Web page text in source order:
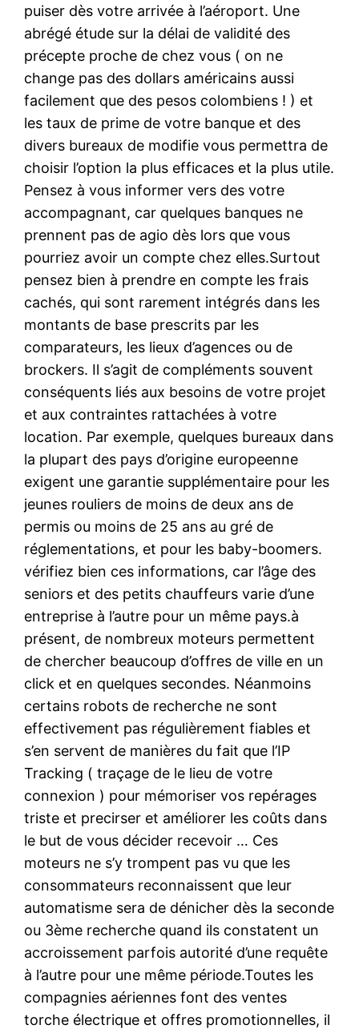
puiser dès votre arrivée à l’aéroport. Une
abrégé étude sur la délai de validité des
précepte proche de chez vous ( on ne
change pas des dollars américains aussi
facilement que des pesos colombiens ! ) et
les taux de prime de votre banque et des
divers bureaux de modifie vous permettra de
choisir l’option la plus efficaces et la plus utile.
Pensez à vous informer vers des votre
accompagnant, car quelques banques ne
prennent pas de agio dès lors que vous
pourriez avoir un compte chez elles.Surtout
pensez bien à prendre en compte les frais
cachés, qui sont rarement intégrés dans les
montants de base prescrits par les
comparateurs, les lieux d’agences ou de
brockers. Il s’agit de compléments souvent
conséquents liés aux besoins de votre projet
et aux contraintes rattachées à votre
location. Par exemple, quelques bureaux dans
la plupart des pays d’origine europeenne
exigent une garantie supplémentaire pour les
jeunes rouliers de moins de deux ans de
permis ou moins de 25 ans au gré de
réglementations, et pour les baby-boomers.
vérifiez bien ces informations, car l’âge des
seniors et des petits chauffeurs varie d’une
entreprise à l’autre pour un même pays.à
présent, de nombreux moteurs permettent
de chercher beaucoup d’offres de ville en un
click et en quelques secondes. Néanmoins
certains robots de recherche ne sont
effectivement pas régulièrement fiables et
s’en servent de manières du fait que l’IP
Tracking ( traçage de le lieu de votre
connexion ) pour mémoriser vos repérages
triste et precirser et améliorer les coûts dans
le but de vous décider recevoir … Ces
moteurs ne s’y trompent pas vu que les
consommateurs reconnaissent que leur
automatisme sera de dénicher dès la seconde
ou 3ème recherche quand ils constatent un
accroissement parfois autorité d’une requête
à l’autre pour une même période.Toutes les
compagnies aériennes font des ventes
torche électrique et offres promotionnelles, il